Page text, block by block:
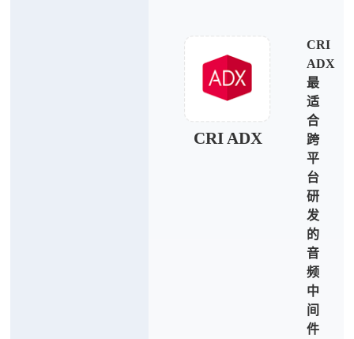
CRI ADX
CRI
ADX
最
适
合
跨
平
台
研
发
的
音
频
中
间
件